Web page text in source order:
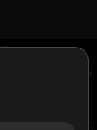
करें, अपना ऑडियो ट्रैक
मुफ़्त बनाना शुरू करें।